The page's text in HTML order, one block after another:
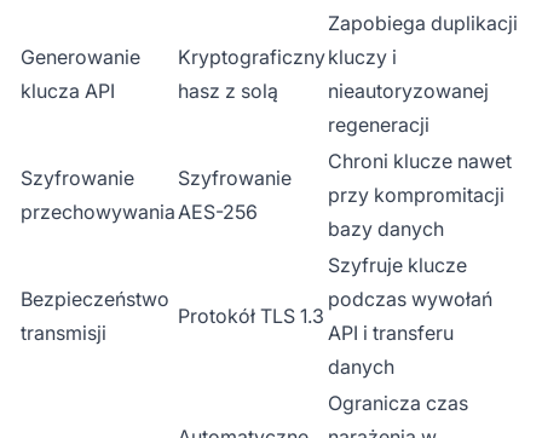
Generowanie
klucza API
Kryptograficzny
hasz z solą
Zapobiega duplikacji
kluczy i
nieautoryzowanej
regeneracji
Szyfrowanie
przechowywania
Szyfrowanie
AES-256
Chroni klucze nawet
przy kompromitacji
bazy danych
Bezpieczeństwo
transmisji
Protokół TLS 1.3
Szyfruje klucze
podczas wywołań
API i transferu
danych
Ogranicza czas